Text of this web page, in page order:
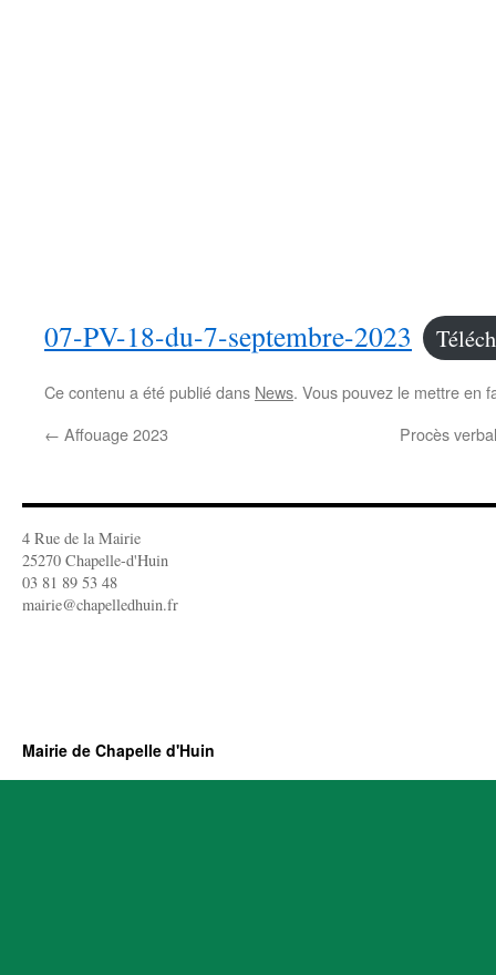
07-PV-18-du-7-septembre-2023
Ce contenu a été publié dans News. Vous pouvez le mettre en
← Affouage 2023 Procès
4 Rue de la Mairie
25270 Chapelle-d'Huin
03 81 89 53 48
mairie@chapelledhuin.fr
Mairie de Chapelle d'Huin